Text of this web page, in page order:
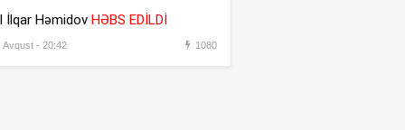
əsas gətirmədən azad etdi
İlqar Həmidov HƏBS EDİLDİ
Avqust - 20:42 1080